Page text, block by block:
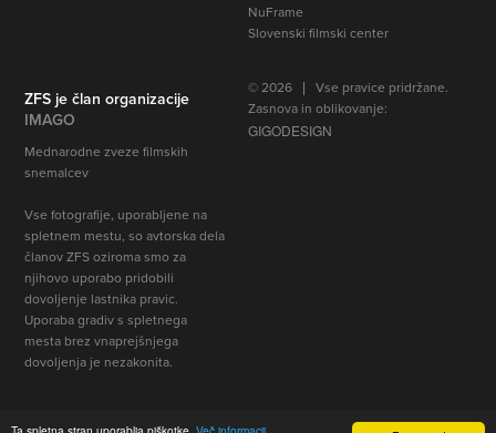
NuFrame
Slovenski filmski center
ZFS je član organizacije
IMAGO
Mednarodne zveze filmskih
snemalcev
Vse fotografije, uporabljene na
spletnem mestu, so avtorska dela
članov ZFS oziroma smo za
njihovo uporabo pridobili
dovoljenje lastnika pravic
Uporaba gradiv s spletnega
mesta brez vnaprejšnjega
dovoljenja je nezakonita.
© 2026 | Vse pravice pridržane.
Zasnova in oblikovanje:
GIGODESIGN